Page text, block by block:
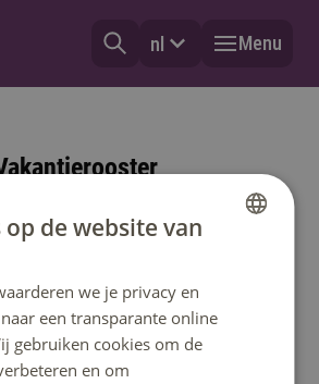
nl Menu
Plan het goed!
wil je natuurlijk ook graag
je op vakantie kunt. We hebben
voor je gemaakt. Maar let op,
jouw opleiding afwijkt van dit
op de website van
we je privacy en
een transparante online
gebruiken cookies om de
en om